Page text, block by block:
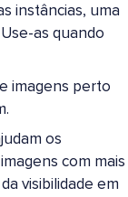
instâncias, uma
as quando
imagens perto
os
com mais
visibilidade em